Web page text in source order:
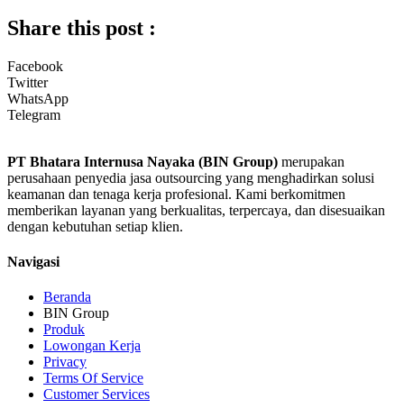
Share this post :
Facebook
Twitter
WhatsApp
Telegram
PT Bhatara Internusa Nayaka (BIN Group) merupakan
perusahaan penyedia jasa outsourcing yang menghadirkan solusi
keamanan dan tenaga kerja profesional. Kami berkomitmen
memberikan layanan yang berkualitas, terpercaya, dan disesuaikan
dengan kebutuhan setiap klien.
Navigasi
Beranda
BIN Group
Produk
Lowongan Kerja
Privacy
Terms Of Service
Customer Services